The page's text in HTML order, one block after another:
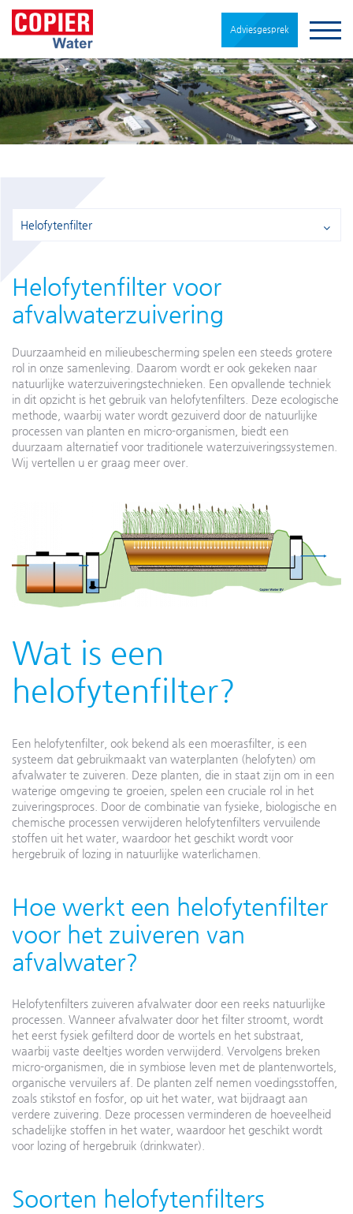
Adviesgesprek
Helofytenfilter
Helofytenfilter voor
afvalwaterzuivering
Duurzaamheid en milieubescherming spelen een steeds grotere
rol in onze samenleving. Daarom wordt er ook gekeken naar
natuurlijke waterzuiveringstechnieken. Een opvallende techniek
in dit opzicht is het gebruik van helofytenfilters. Deze ecologische
methode, waarbij water wordt gezuiverd door de natuurlijke
processen van planten en micro-organismen, biedt een
duurzaam alternatief voor traditionele waterzuiveringssystemen.
Wij vertellen u er graag meer over.
Wat is een
helofytenfilter?
Een helofytenfilter, ook bekend als een moerasfilter, is een
systeem dat gebruikmaakt van waterplanten (helofyten) om
afvalwater te zuiveren. Deze planten, die in staat zijn om in een
waterige omgeving te groeien, spelen een cruciale rol in het
zuiveringsproces. Door de combinatie van fysieke, biologische en
chemische processen verwijderen helofytenfilters vervuilende
stoffen uit het water, waardoor het geschikt wordt voor
hergebruik of lozing in natuurlijke waterlichamen.
Hoe werkt een helofytenfilter
voor het zuiveren van
afvalwater?
Helofytenfilters zuiveren afvalwater door een reeks natuurlijke
processen. Wanneer afvalwater door het filter stroomt, wordt
het eerst fysiek gefilterd door de wortels en het substraat,
waarbij vaste deeltjes worden verwijderd. Vervolgens breken
micro-organismen, die in symbiose leven met de plantenwortels,
organische vervuilers af. De planten zelf nemen voedingsstoffen,
zoals stikstof en fosfor, op uit het water, wat bijdraagt aan
verdere zuivering. Deze processen verminderen de hoeveelheid
schadelijke stoffen in het water, waardoor het geschikt wordt
voor lozing of hergebruik (drinkwater).
Soorten helofytenfilters